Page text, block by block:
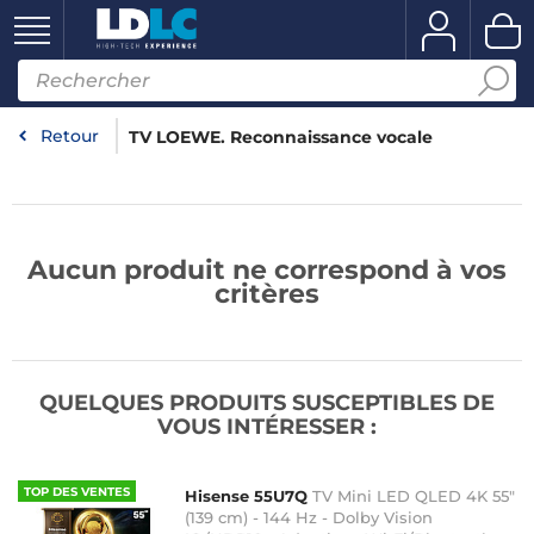
Retour TV LOEWE. Reconnaissance vocale
Aucun produit ne correspond à vos
critères
QUELQUES PRODUITS SUSCEPTIBLES DE
VOUS INTÉRESSER :
TOP DES VENTES Hisense 55U7Q TV Mini LED QLED 4K 55"
(139 cm) - 144 Hz - Dolby Vision